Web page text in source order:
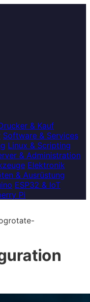
& Kauf
Software & Services
Linux & Scripting
& Administration
Elektronik
& Ausrüstung
ESP32 & IoT
Pi